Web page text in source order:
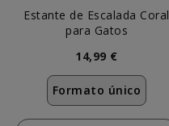
Estante de Escalada Coral
para Gatos
14,99 €
Formato único